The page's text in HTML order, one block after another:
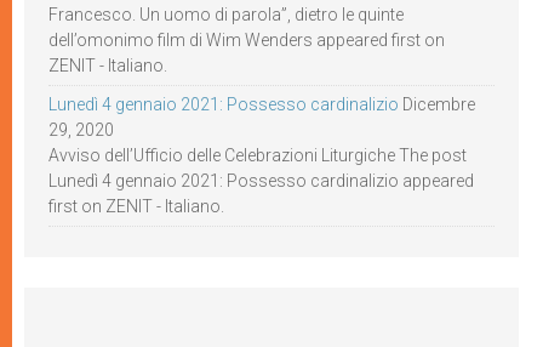
Francesco. Un uomo di parola”, dietro le quinte
dell’omonimo film di Wim Wenders appeared first on
ZENIT - Italiano.
Lunedì 4 gennaio 2021: Possesso cardinalizio Dicembre
29, 2020
Avviso dell’Ufficio delle Celebrazioni Liturgiche The post
Lunedì 4 gennaio 2021: Possesso cardinalizio appeared
first on ZENIT - Italiano.